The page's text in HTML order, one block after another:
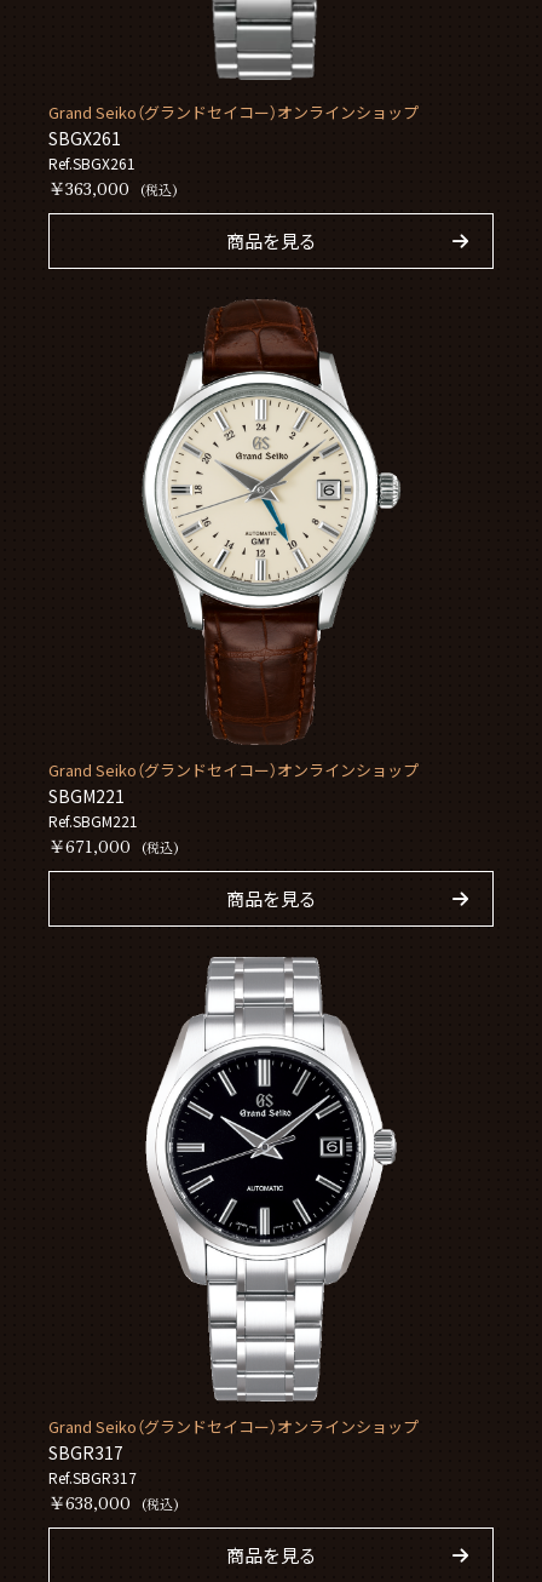
Grand Seiko（グランドセイコー）オンラインショップ
SBGX261
Ref.SBGX261
￥363,000 (税込)
商品を見る
Grand Seiko（グランドセイコー）オンラインショップ
SBGM221
Ref.SBGM221
￥671,000 (税込)
商品を見る
Grand Seiko（グランドセイコー）オンラインショップ
SBGR317
Ref.SBGR317
￥638,000 (税込)
商品を見る